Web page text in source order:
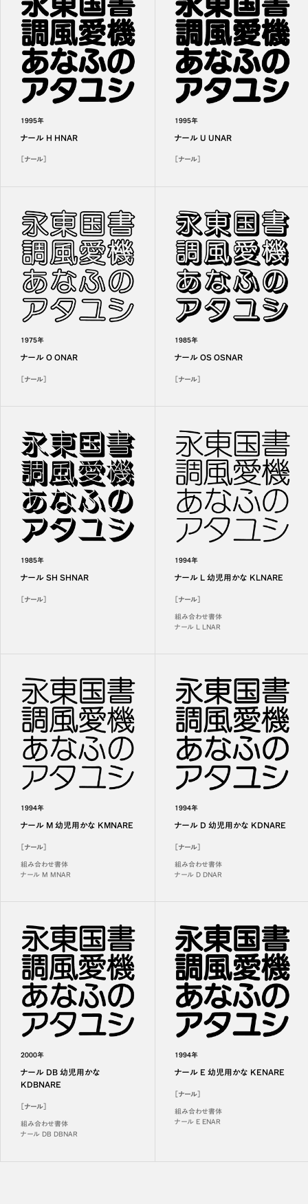
1995年
ナール H HNAR
［ナール］
1995年
ナール U UNAR
［ナール］
1975年
ナール O ONAR
［ナール］
1985年
ナール OS OSNAR
［ナール］
1985年
ナール SH SHNAR
［ナール］
1994年
ナール L 幼児用かな KLNARE
［ナール］
組み合わせ書体
ナール L LNAR
1994年
ナール M 幼児用かな KMNARE
［ナール］
組み合わせ書体
ナール M MNAR
1994年
ナール D 幼児用かな KDNARE
［ナール］
組み合わせ書体
ナール D DNAR
2000年
ナール DB 幼児用かな
KDBNARE
［ナール］
組み合わせ書体
ナール DB DBNAR
1994年
ナール E 幼児用かな KENARE
［ナール］
組み合わせ書体
ナール E ENAR